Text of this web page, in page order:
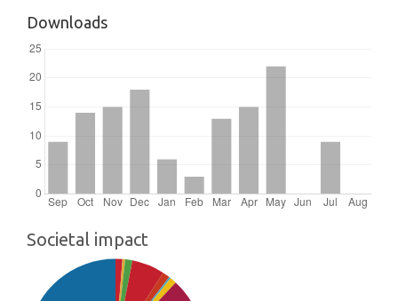
Downloads
Societal impact